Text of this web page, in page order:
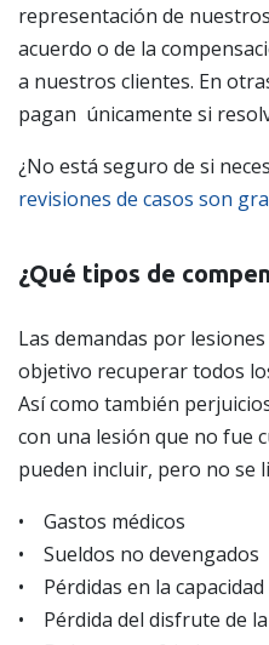
representación de
acuerdo o de la
a nuestros clientes. En
pagan únicamente si
¿No está seguro de si
revisiones de casos son
¿Qué tipos de
Las demandas por
objetivo recuperar todos
Así como también
con una lesión que no fue
pueden incluir, pero no se
• Gastos médicos
• Sueldos no devengados
• Pérdidas en la capacidad
• Pérdida del disfrute de